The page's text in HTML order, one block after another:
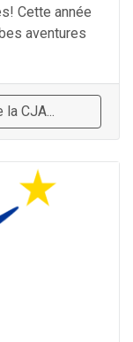
Cette année
aventures
CJA...